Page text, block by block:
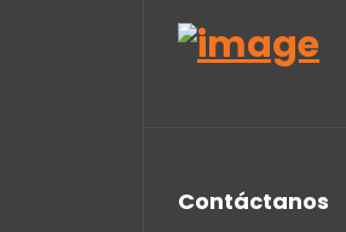
Contáctanos